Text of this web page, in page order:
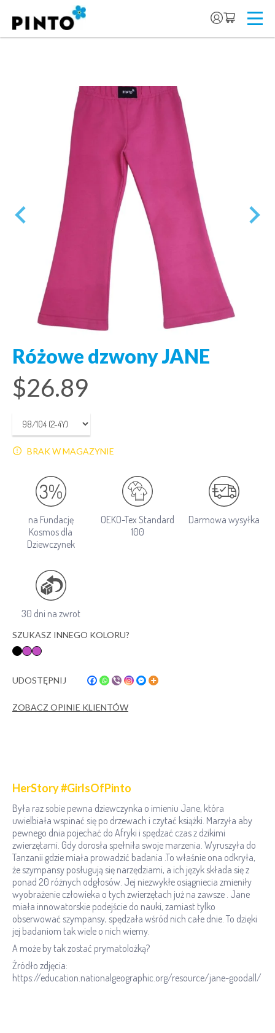
Różowe dzwony JANE
$26.89
BRAK W MAGAZYNIE
na Fundację
Kosmos dla
Dziewczynek
OEKO-Tex Standard
100
Darmowa wysyłka
30 dni na zwrot
SZUKASZ INNEGO KOLORU?
UDOSTĘPNIJ
ZOBACZ OPINIE KLIENTÓW
HerStory #GirlsOfPinto
Była raz sobie pewna dziewczynka o imieniu Jane, która
uwielbiała wspinać się po drzewach i czytać książki. Marzyła aby
pewnego dnia pojechać do Afryki i spędzać czas z dzikimi
zwierzętami. Gdy dorosła spełniła swoje marzenia. Wyruszyła do
Tanzanii gdzie miała prowadzić badania .To właśnie ona odkryła,
że szympansy posługują się narzędziami, a ich język składa się z
ponad 20 różnych odgłosów. Jej niezwykłe osiągniecia zmieniły
wyobrażenie człowieka o tych zwierzętach już na zawsze . Jane
miała innowatorskie podejście do nauki, zamiast tylko
obserwować szympansy, spędzała wśród nich całe dnie. To dzięki
jej badaniom tak wiele o nich wiemy.
A może by tak zostać prymatolożką?
Źródło zdjęcia:
https://education.nationalgeographic.org/resource/jane-goodall/